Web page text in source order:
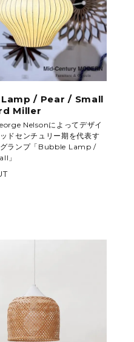
/ Pear / Small
Miller
Nelsonによってデザイ
ドセンチュリー期を代表す
グランプ「Bubble Lamp /
」